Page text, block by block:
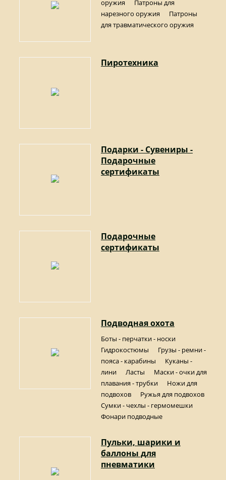
оружия
Патроны для
нарезного оружия
Патроны
для травматического оружия
Пиротехника
Подарки - Сувениры -
Подарочные
сертификаты
Подарочные
сертификаты
Подводная охота
Боты - перчатки - носки
Гидрокостюмы
Грузы - ремни -
пояса - карабины
Куканы -
лини
Ласты
Маски - очки для
плавания - трубки
Ножи для
подвохов
Ружья для подвохов
Сумки - чехлы - гермомешки
Фонари подводные
Пульки, шарики и
баллоны для
пневматики